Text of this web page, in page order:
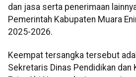
dan jasa serta penerimaan
Pemerintah Kabupaten Muara
2025-2026.
Keempat tersangka tersebut
Sekretaris Dinas Pendidikan dan